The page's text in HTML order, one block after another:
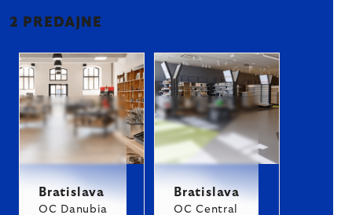
2 PREDAJNE
Bratislava
OC Danubia
Bratislava
OC Central